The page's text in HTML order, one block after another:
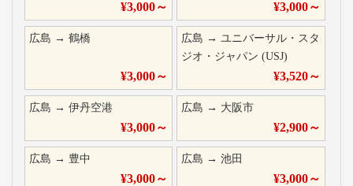
¥3,000～ ¥3,000～
広島 → 鶴橋
¥3,000～
広島 →ユニバーサル・スタ
ジオ・ジャパン (USJ)
¥3,520～
広島 → 伊丹空港
¥3,000～
広島 → 大阪市
¥2,900～
広島 → 豊中
¥3,000～
広島 →池田
¥3,000～